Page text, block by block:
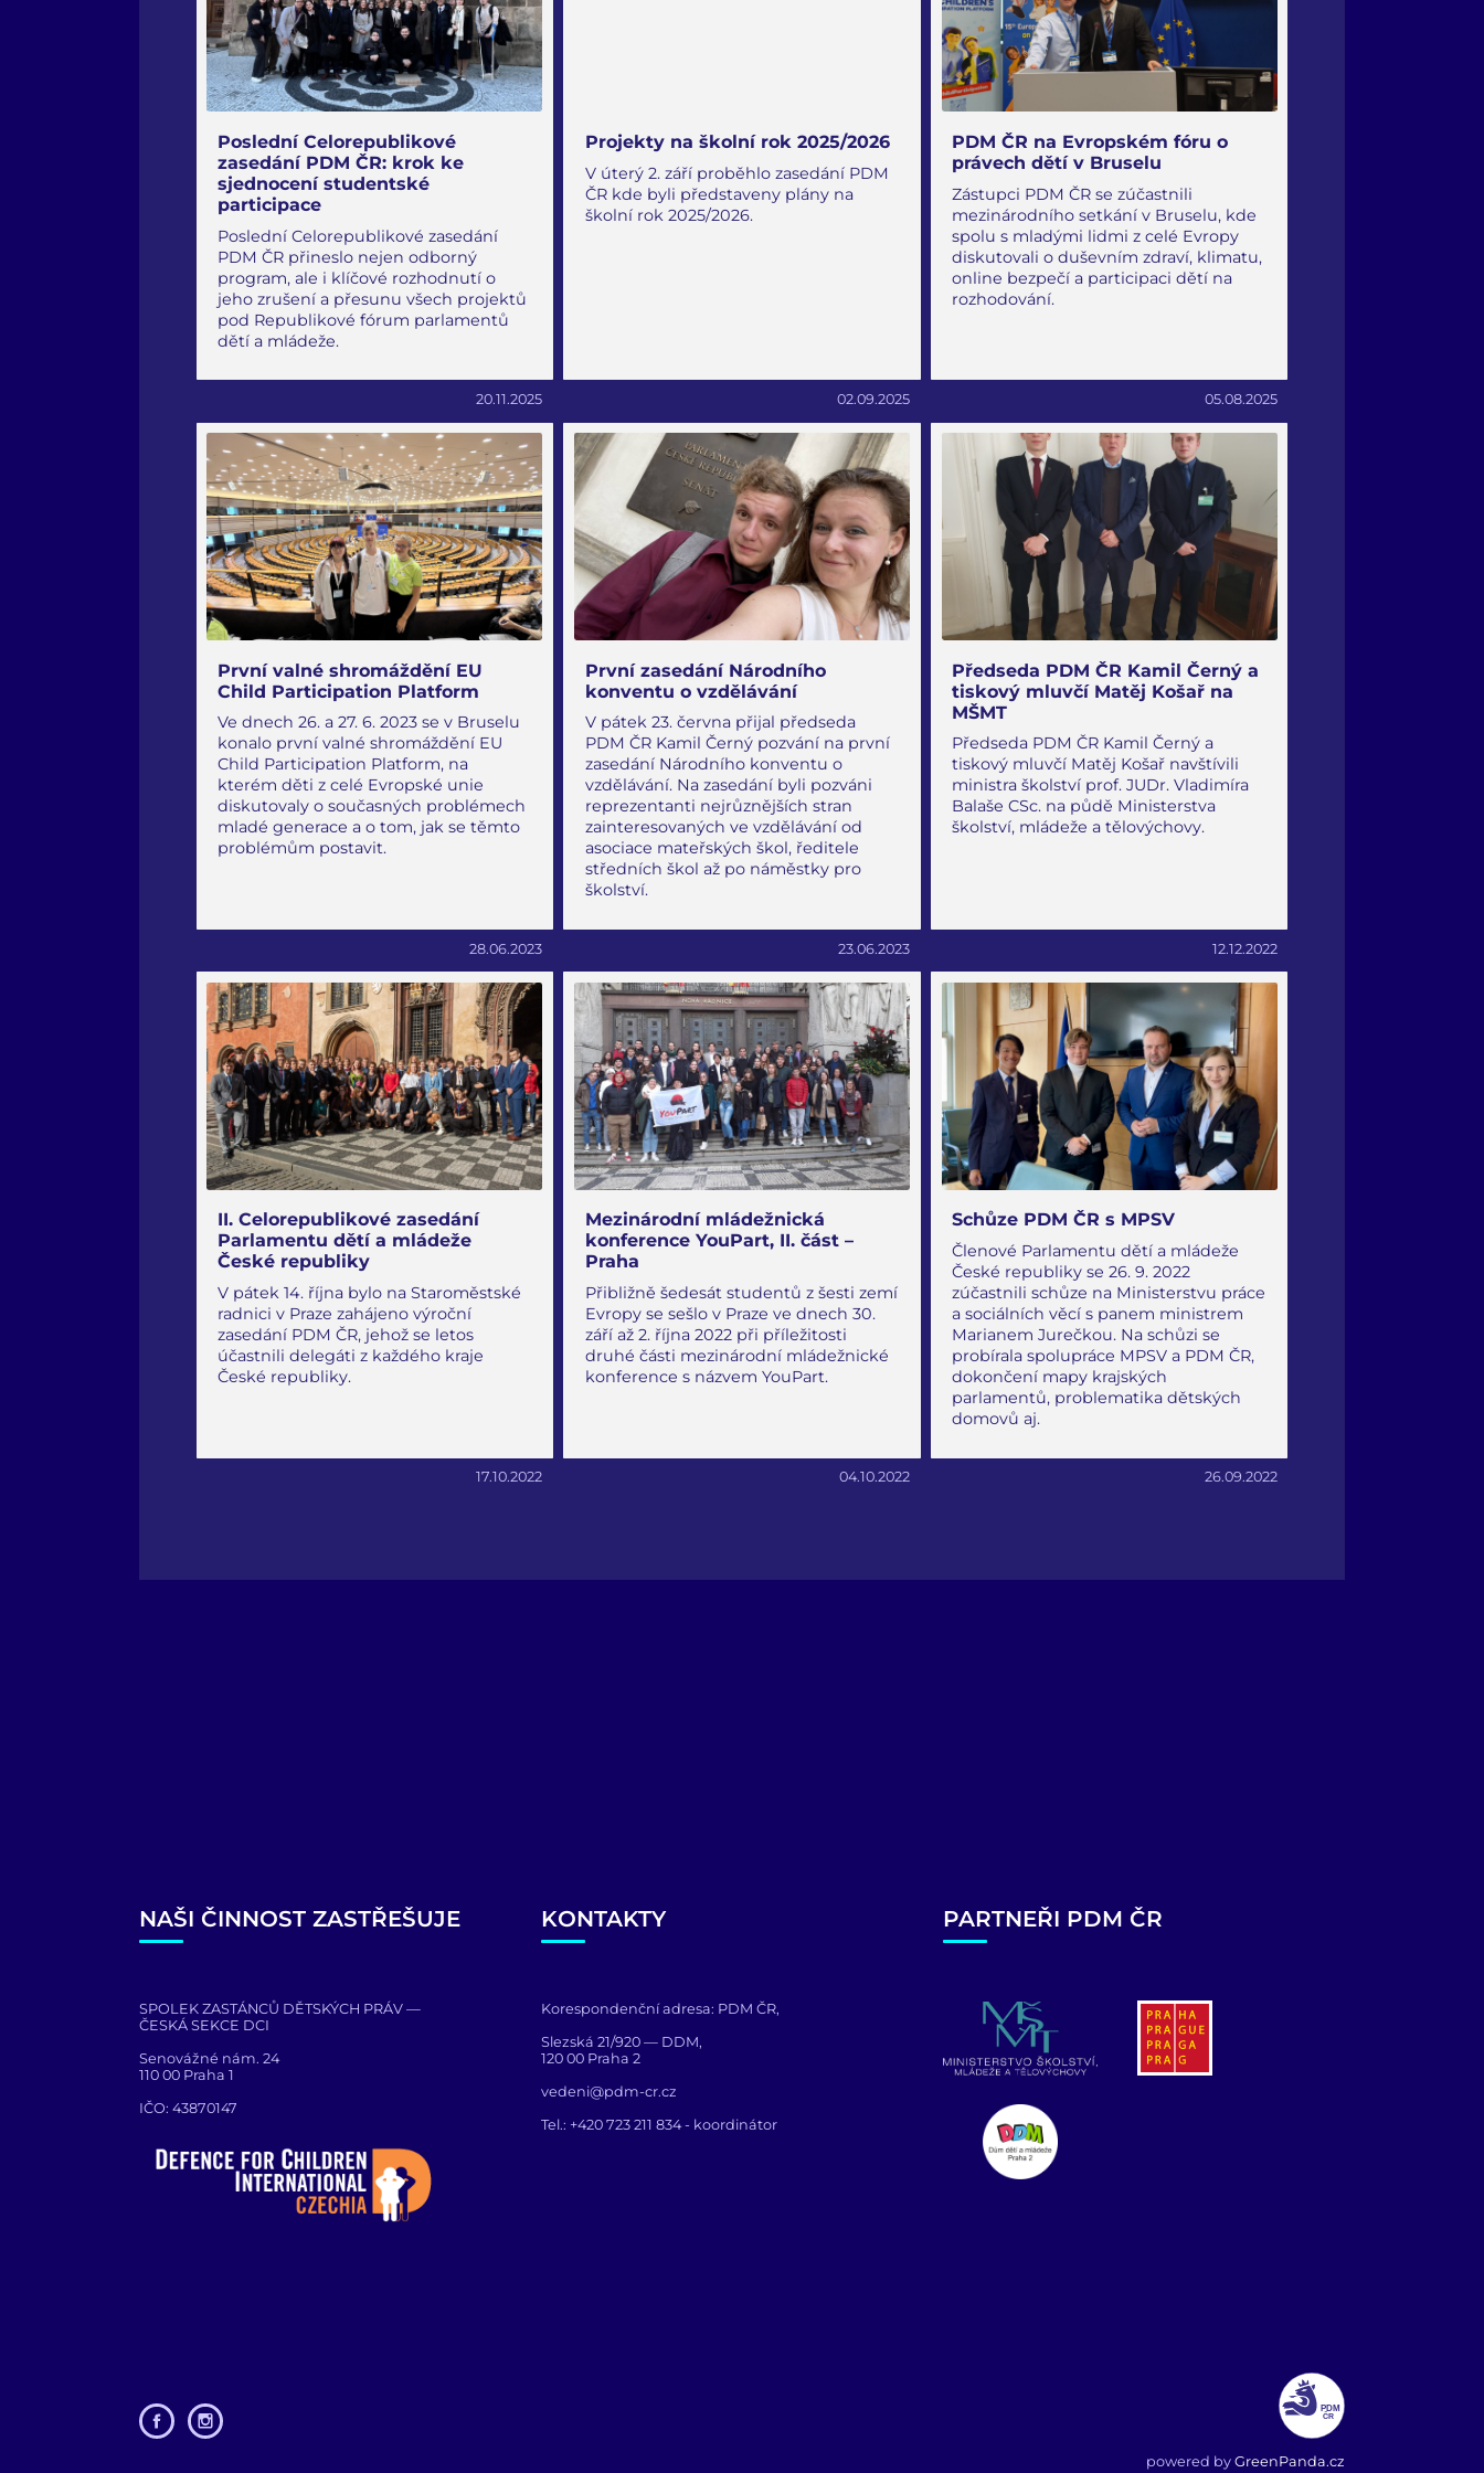
Poslední Celorepublikové
zasedání PDM ČR: krok ke
sjednocení studentské
participace
Poslední Celorepublikové zasedání
PDM ČR přineslo nejen odborný
program, ale i klíčové rozhodnutí o
jeho zrušení a přesunu všech projektů
pod Republikové fórum parlamentů
dětí a mládeže.
20.11.2025
Projekty na školní rok 2025/2026
V úterý 2. září proběhlo zasedání PDM
ČR kde byli představeny plány na
školní rok 2025/2026.
02.09.2025
PDM ČR na Evropském fóru o
právech dětí v Bruselu
Zástupci PDM ČR se zúčastnili
mezinárodního setkání v Bruselu, kde
spolu s mladými lidmi z celé Evropy
diskutovali o duševním zdraví, klimatu,
online bezpečí a participaci dětí na
rozhodování.
05.08.2025
První valné shromáždění EU
Child Participation Platform
Ve dnech 26. a 27. 6. 2023 se v Bruselu
konalo první valné shromáždění EU
Child Participation Platform, na
kterém děti z celé Evropské unie
diskutovaly o současných problémech
mladé generace a o tom, jak se těmto
problémům postavit.
28.06.2023
První zasedání Národního
konventu o vzdělávání
V pátek 23. června přijal předseda
PDM ČR Kamil Černý pozvání na první
zasedání Národního konventu o
vzdělávání. Na zasedání byli pozváni
reprezentanti nejrůznějších stran
zainteresovaných ve vzdělávání od
asociace mateřských škol, ředitele
středních škol až po náměstky pro
školství.
23.06.2023
Předseda PDM ČR Kamil Černý a
tiskový mluvčí Matěj Košař na
MŠMT
Předseda PDM ČR Kamil Černý a
tiskový mluvčí Matěj Košař navštívili
ministra školství prof. JUDr. Vladimíra
Balaše CSc. na půdě Ministerstva
školství, mládeže a tělovýchovy.
12.12.2022
II. Celorepublikové zasedání
Parlamentu dětí a mládeže
České republiky
V pátek 14. října bylo na Staroměstské
radnici v Praze zahájeno výroční
zasedání PDM ČR, jehož se letos
účastnili delegáti z každého kraje
České republiky.
17.10.2022
Mezinárodní mládežnická
konference YouPart, II. část –
Praha
Přibližně šedesát studentů z šesti zemí
Evropy se sešlo v Praze ve dnech 30.
září až 2. října 2022 při příležitosti
druhé části mezinárodní mládežnické
konference s názvem YouPart.
04.10.2022
Schůze PDM ČR s MPSV
Členové Parlamentu dětí a mládeže
České republiky se 26. 9. 2022
zúčastnili schůze na Ministerstvu práce
a sociálních věcí s panem ministrem
Marianem Jurečkou. Na schůzi se
probírala spolupráce MPSV a PDM ČR,
dokončení mapy krajských
parlamentů, problematika dětských
domovů aj.
26.09.2022
NAŠI ČINNOST ZASTŘEŠUJE
SPOLEK ZASTÁNCŮ DĚTSKÝCH PRÁV —
ČESKÁ SEKCE DCI
Senovážné nám. 24
110 00 Praha 1
IČO: 43870147
KONTAKTY
Korespondenční adresa: PDM ČR,
Slezská 21/920 — DDM,
120 00 Praha 2
vedeni@pdm-cr.cz
Tel.: +420 723 211 834- koordinátor
PARTNEŘI PDM ČR
powered by GreenPanda.cz